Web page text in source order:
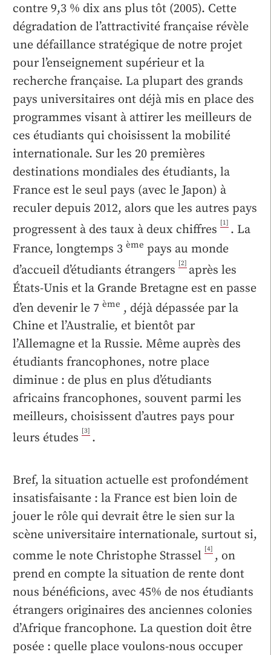
contre 9,3 % dix ans plus tôt (2005). Cette
dégradation de l’attractivité française révèle
une défaillance stratégique de notre projet
pour l’enseignement supérieur et la
recherche française. La plupart des grands
pays universitaires ont déjà mis en place des
programmes visant à attirer les meilleurs de
ces étudiants qui choisissent la mobilité
internationale. Sur les 20 premières
destinations mondiales des étudiants, la
France est le seul pays (avec le Japon) à
reculer depuis 2012, alors que les autres pays
progressent à des taux à deux chiffres [1] . La
France, longtemps 3 ème pays au monde
d’accueil d’étudiants étrangers [2] après les
États-Unis et la Grande Bretagne est en passe
d’en devenir le 7 ème , déjà dépassée par la
Chine et l’Australie, et bientôt par
l’Allemagne et la Russie. Même auprès des
étudiants francophones, notre place
diminue : de plus en plus d’étudiants
africains francophones, souvent parmi les
meilleurs, choisissent d’autres pays pour
leurs études [3] .
Bref, la situation actuelle est profondément
insatisfaisante : la France est bien loin de
jouer le rôle qui devrait être le sien sur la
scène universitaire internationale, surtout si,
comme le note Christophe Strassel [4] , on
prend en compte la situation de rente dont
nous bénéficions, avec 45% de nos étudiants
étrangers originaires des anciennes colonies
d’Afrique francophone. La question doit être
posée : quelle place voulons-nous occuper